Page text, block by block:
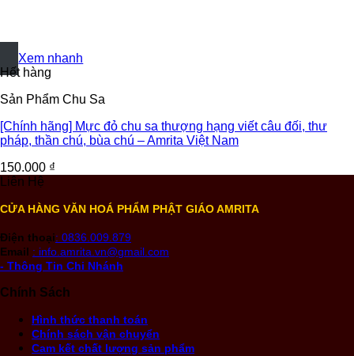
+
Xem nhanh
Hết hàng
Sản Phẩm Chu Sa
[Chính hãng] Mực đỏ chu sa thượng hạng viết câu đối, thư
pháp, thần chú, bùa chú – Amrita Việt Nam
150.000 ₫
Liên Hệ
CỬA HÀNG VĂN HOÁ PHẨM PHẬT GIÁO AMRITA
Điện thoại: 0836.009.879
Email
: info.amrita.vn@gmail.com
- Thông Tin Chi Nhánh
Chính Sách
Hình thức thanh toán
Chính sách vận chuyển
Cam kết chất lượng sản phẩm